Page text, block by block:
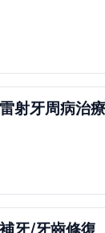
雷射牙周病治療
補牙/牙齒修復